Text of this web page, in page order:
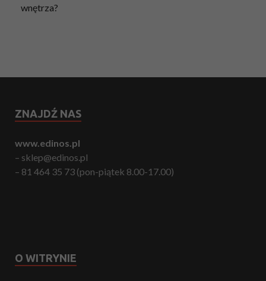
wnętrza?
ZNAJDŹ NAS
www.edinos.pl
– sklep@edinos.pl
– 81 464 35 73 (pon-piątek 8.00-17.00)
O WITRYNIE